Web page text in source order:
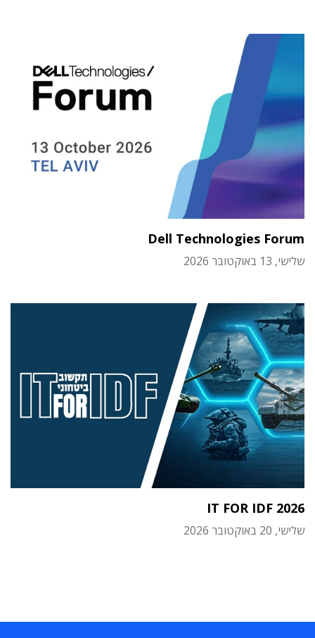
Dell Technologies Forum
שלישי, 13 באוקטובר 2026
IT FOR IDF 2026
שלישי, 20 באוקטובר 2026